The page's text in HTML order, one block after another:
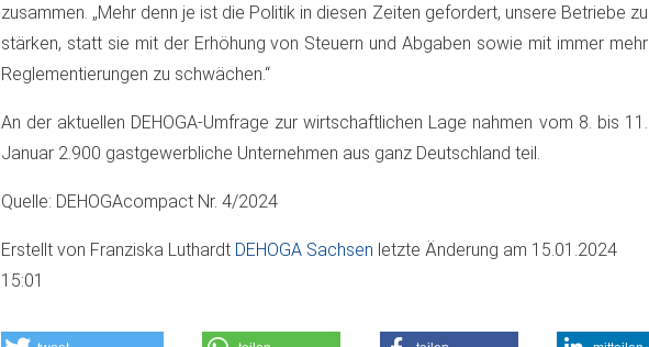
zusammen. „Mehr denn je ist die Politik in diesen Zeiten gefordert, unsere Betriebe zu
stärken, statt sie mit der Erhöhung von Steuern und Abgaben sowie mit immer mehr
Reglementierungen zu schwächen.“
An der aktuellen DEHOGA-Umfrage zur wirtschaftlichen Lage nahmen vom 8. bis 11.
Januar 2.900 gastgewerbliche Unternehmen aus ganz Deutschland teil.
Quelle: DEHOGAcompact Nr. 4/2024
Erstellt von Franziska Luthardt DEHOGA Sachsen letzte Änderung am 15.01.2024
15:01